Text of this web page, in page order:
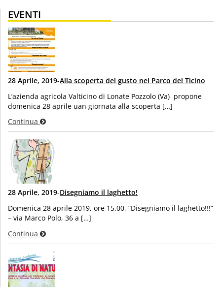
EVENTI
28 Aprile, 2019-Alla scoperta del gusto nel Parco del Ticino
L’azienda agricola Valticino di Lonate Pozzolo (Va) propone
domenica 28 aprile uan giornata alla scoperta […]
Continua
28 Aprile, 2019-Disegniamo il laghetto!
Domenica 28 aprile 2019, ore 15.00, “Disegniamo il laghetto!!!”
– via Marco Polo, 36 a […]
Continua